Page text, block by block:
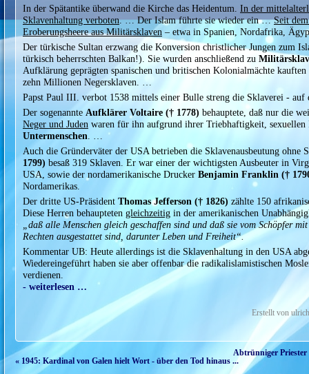
In der Spätantike überwand die Kirche das Heidentum. In der
Sklavenhaltung verboten. … Der Islam führte sie wieder ein …Seit
Eroberungsheere aus Militärsklaven – etwa in Spanien, Nordafrika,
Der türkische Sultan erzwang die Konversion christlicher Jungen zum
türkisch beherrschten Balkan!). Sie wurden anschließend zu
Aufklärung geprägten spanischen und britischen Kolonialmächte
zehn Millionen Negersklaven. …
Papst Paul III. verbot 1538 mittels einer Bulle streng die Sklaverei -
Der sogenannte Aufklärer Voltaire († 1778) behauptete, daß nur die
Neger und Juden waren für ihn aufgrund ihrer Triebhaftigkeit, sexuellen
Untermenschen
Auch die Gründerväter der USA betrieben die Sklavenausbeutung ohne
1799) besaß 319 Sklaven. Er war einer der wichtigsten Ausbeuter in
USA, sowie der nordamerikanische Drucker Benjamin Franklin (†
Nordamerikas.
Der dritte US-Präsident Thomas Jefferson († 1826) zählte 150
Diese Herren behaupteten gleichzeitig in der amerikanischen
„daß alle Menschen gleich geschaffen sind und daß sie vom Schöpfer
Rechten ausgestattet sind, darunter Leben und Freiheit“.
Kommentar UB: Heute allerdings ist die Sklavenhaltung in den USA
Wiedereingeführt haben sie aber offenbar die radikalislamistischen
verdienen.
- weiterlesen …
Erstellt von
Abtrünniger Priester
« 1945: Kardinal von Galen hielt Wort - über den Tod hinaus ...